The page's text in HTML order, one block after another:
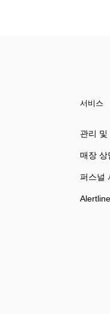
서비스
관리 및
매장 상
퍼스널
Alertline